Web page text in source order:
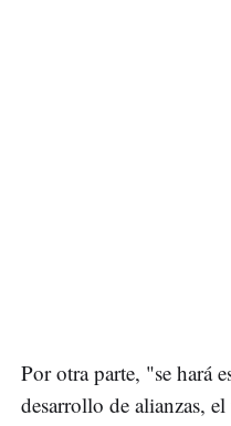
Por otra parte, "se hará
desarrollo de alianzas,